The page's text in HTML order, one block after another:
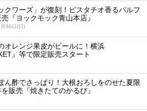
クワーズ」が復刻！ピスタチオ香るパルフ
『ヨックモック青山本店』
30日(日)
オレンジ果皮がビールに！横浜
』等で限定販売スタート
ん酢でさっぱり！大根おろしをのせた夏限
販売『焼きたてのかるび』